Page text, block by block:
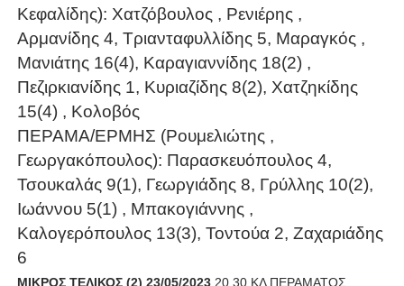
Κεφαλίδης): Χατζόβουλος , Ρενιέρης ,
Αρμανίδης 4, Τριανταφυλλίδης 5, Μαραγκός ,
Μανιάτης 16(4), Καραγιαννίδης 18(2) ,
Πεζιρκιανίδης 1, Κυριαζίδης 8(2), Χατζηκίδης
15(4) , Κολοβός
ΠΕΡΑΜΑ/ΕΡΜΗΣ (Ρουμελιώτης ,
Γεωργακόπουλος): Παρασκευόπουλος 4,
Τσουκαλάς 9(1), Γεωργιάδης 8, Γρύλλης 10(2),
Ιωάννου 5(1) , Μπακογιάννης ,
Καλογερόπουλος 13(3), Τοντούα 2, Ζαχαριάδης
6
ΜΙΚΡΟΣ ΤΕΛΙΚΟΣ (2) 23/05/202320.30 ΚΛ ΠΕΡΑΜΑΤΟΣ